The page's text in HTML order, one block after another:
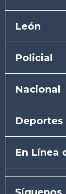
León
Policial
Nacional
Deportes
En Línea